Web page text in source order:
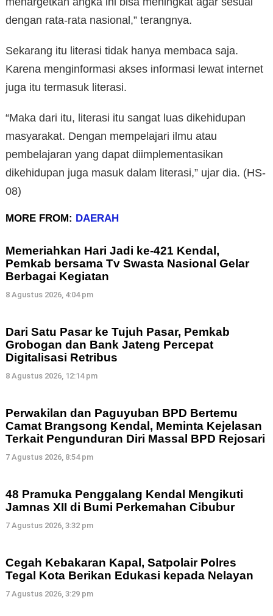
dengan rata-rata nasional,” terangnya.
Sekarang itu literasi tidak hanya membaca saja.
Karena menginformasi akses informasi lewat internet
juga itu termasuk literasi.
“Maka dari itu, literasi itu sangat luas dikehidupan
masyarakat. Dengan mempelajari ilmu atau
pembelajaran yang dapat diimplementasikan
dikehidupan juga masuk dalam literasi,” ujar dia. (HS-
08)
MORE FROM: DAERAH
Memeriahkan Hari Jadi ke-421 Kendal,
Pemkab bersama Tv Swasta Nasional Gelar
Berbagai Kegiatan
8 Agustus 2026, 4:04 pm
Dari Satu Pasar ke Tujuh Pasar, Pemkab
Grobogan dan Bank Jateng Percepat
Digitalisasi Retribus
8 Agustus 2026, 12:14 pm
Perwakilan dan Paguyuban BPD Bertemu
Camat Brangsong Kendal, Meminta Kejelasan
Terkait Pengunduran Diri Massal BPD Rejosari
7 Agustus 2026, 8:54 pm
48 Pramuka Penggalang Kendal Mengikuti
Jamnas XII di Bumi Perkemahan Cibubur
7 Agustus 2026, 3:32 pm
Cegah Kebakaran Kapal, Satpolair Polres
Tegal Kota Berikan Edukasi kepada Nelayan
7 Agustus 2026, 3:29 pm